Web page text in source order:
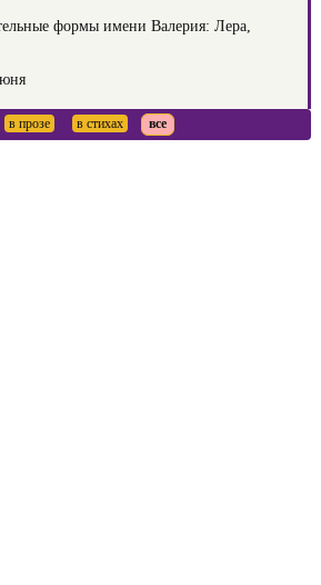
формы имени Валерия: Лера,
в прозе в стихах все